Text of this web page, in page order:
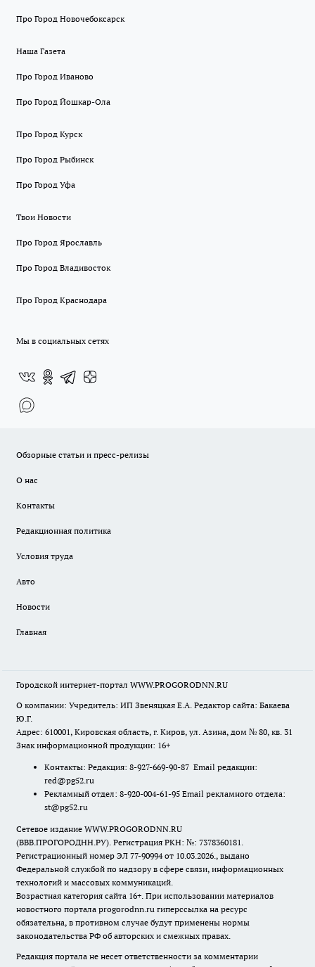
Про Город Новочебоксарск
Наша Газета
Про Город Иваново
Про Город Йошкар-Ола
Про Город Курск
Про Город Рыбинск
Про Город Уфа
Твои Новости
Про Город Ярославль
Про Город Владивосток
Про Город Краснодара
Мы в социальных сетях
Обзорные статьи и пресс-релизы
О нас
Контакты
Редакционная политика
Условия труда
Авто
Новости
Главная
Городской интернет-портал WWW.PROGORODNN.RU
О компании: Учредитель: ИП Звеняцкая Е.А. Редактор сайта: Бакаева
Ю.Г.
Адрес: 610001, Кировская область, г. Киров, ул. Азина, дом № 80, кв. 31
Знак информационной продукции: 16+
Контакты: Редакция: 8-927-669-90-87 Email редакции:
red@pg52.ru
Рекламный отдел: 8-920-004-61-95 Email рекламного отдела:
st@pg52.ru
Сетевое издание WWW.PROGORODNN.RU
(ВВВ.ПРОГОРОДНН.РУ). Регистрация РКН: №: 7378360181.
Регистрационный номер ЭЛ 77-90994 от 10.03.2026., выдано
Федеральной службой по надзору в сфере связи, информационных
технологий и массовых коммуникаций.
Возрастная категория сайта 16+. При использовании материалов
новостного портала progorodnn.ru гиперссылка на ресурс
обязательна, в противном случае будут применены нормы
законодательства РФ об авторских и смежных правах.
Редакция портала не несет ответственности за комментарии